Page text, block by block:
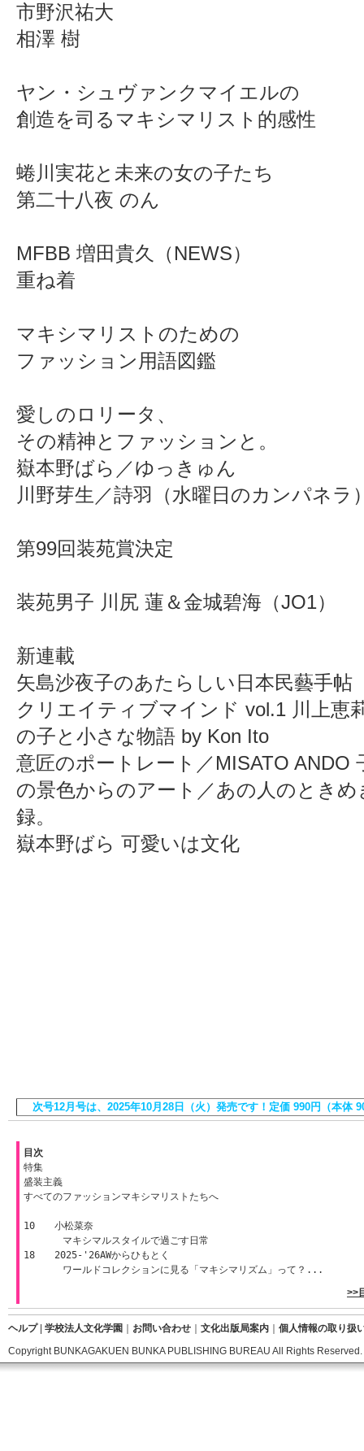
市野沢祐大
相澤 樹
ヤン・シュヴァンクマイエルの
創造を司るマキシマリスト的感性
蜷川実花と未来の女の子たち
第二十八夜 のん
MFBB 増田貴久（NEWS）
重ね着
マキシマリストのための
ファッション用語図鑑
愛しのロリータ、
その精神とファッションと。
嶽本野ばら／ゆっきゅん
川野芽生／詩羽（水曜日のカンパネラ
第99回装苑賞決定
装苑男子 川尻 蓮＆金城碧海（JO1）
新連載
矢島沙夜子のあたらしい日本民藝手帖
クリエイティブマインド vol.1 川上恵
の子と小さな物語 by Kon Ito
意匠のポートレート／MISATO ANDO
の景色からのアート／あの人のときめ
録。
嶽本野ばら 可愛いは文化
次号12月号は、2025年10月28日（火）発売です！定価 990円（本体
目次
特集
盛装主義
すべてのファッションマキシマリストたちへ
10 小松菜奈
マキシマルスタイルで過ごす日常
18 2025-'26AWからひもとく
ワールドコレクションに見る「マキシマリズム」って？...
>>
ヘルプ| 学校法人文化学園 お問い合わせ 文化出版局案内
個人情報の取り扱
Copyright BUNKAGAKUEN BUNKA PUBLISHING BUREAU All Rights Reserved.